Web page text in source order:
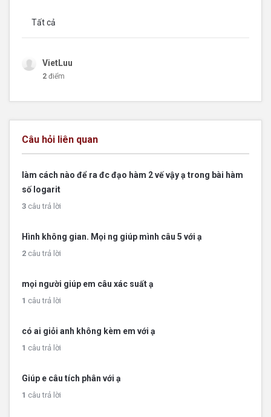
Tất cả
VietLuu
2 điểm
Câu hỏi liên quan
làm cách nào để ra đc đạo hàm 2 vế vậy ạ trong bài hàm
số logarit
3 câu trả lời
Hình không gian. Mọi ng giúp mình câu 5 với ạ
2 câu trả lời
mọi người giúp em câu xác suất ạ
1 câu trả lời
có ai giỏi anh không kèm em với ạ
1 câu trả lời
Giúp e câu tích phân với ạ
1 câu trả lời